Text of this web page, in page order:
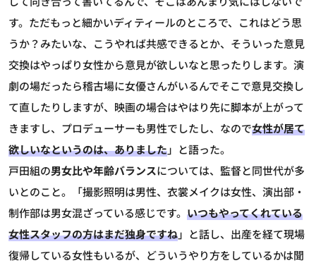
す。ただもっと細かいディティールのところで、これはどう思
うか？みたいな、こうやれば共感できるとか、そういった意見
交換はやっぱり女性から意見が欲しいなと思ったりします。演
劇の場だったら稽古場に女優さんがいるんでそこで意見交換し
て直したりしますが、映画の場合はやはり先に脚本が上がって
きますし、プロデューサーも男性でしたし、なので女性が居て
欲しいなというのは、ありました」と語った。
戸田組の男女比や年齢バランスについては、監督と同世代が多
いとのこと。「撮影照明は男性、衣裳メイクは女性、演出部・
制作部は男女混ざっている感じです。 いつもやってくれている
女性スタッフの方はまだ独身ですね」と話し、出産を経て現場
復帰している女性もいるが、どういうやり方をしているかは聞